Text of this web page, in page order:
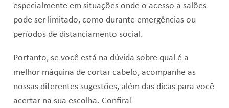
especialmente em situações onde o acesso a salões
pode ser limitado, como durante emergências ou
períodos de distanciamento social.
Portanto, se você está na dúvida sobre qual é a
melhor máquina de cortar cabelo, acompanhe as
nossas diferentes sugestões, além das dicas para você
acertar na sua escolha. Confira!